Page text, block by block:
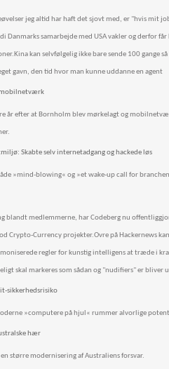
jeg altid har haft det sjovt med, er "hvis mit
Danmarks samarbejde med USA vakler og derfor
kan selvfølgelig ikke bare sende 100
gavn, den tid hvor man kunne uddanne en agent
mobilnetværk
år efter at Bornholm blev mørkelagt og
Skabte selv internetadgang og hackede løs
»mind-blowing« og »et wake-up call for
blandt medlemmerne, har Codeberg nu
Crypto-Currency projekter.Ovre på Hackernews
regler for kunstig intelligens at træde i
skal markeres som sådan og "nudifiers" er bliver
it-sikkerhedsrisiko
»computere på hjul« rummer alvorlige
hær
en større modernisering af Australiens forsvar.